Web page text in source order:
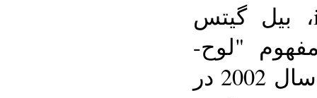
براساس گزارش iMAC، بیل گیتس
"لوح-
رایانه" (Tablet PC) را از سال 2002 در